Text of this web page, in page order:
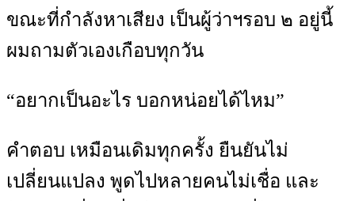
ขณะที่กำลังหาเสียง เป็นผู้ว่าฯรอบ ๒ อยู่นี้
ผมถามตัวเองเกือบทุกวัน
“อยากเป็นอะไร บอกหน่อยได้ไหม”
คำตอบ เหมือนเดิมทุกครั้ง ยืนยันไม่
เปลี่ยนแปลง พูดไปหลายคนไม่เชื่อ และ